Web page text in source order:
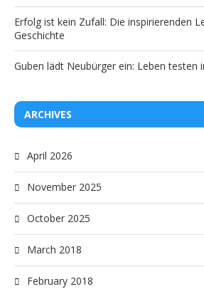
Erfolg ist kein Zufall: Die inspirierenden
Geschichte
Guben lädt Neubürger ein: Leben testen
ARCHIVES
April 2026
November 2025
October 2025
March 2018
February 2018